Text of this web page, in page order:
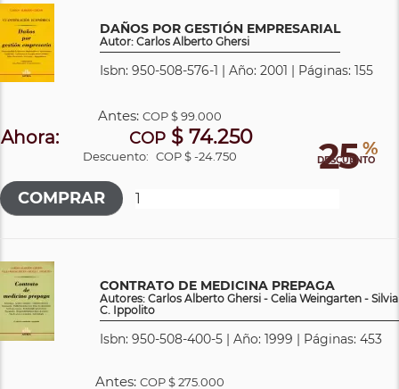
DAÑOS POR GESTIÓN EMPRESARIAL
Autor: Carlos Alberto Ghersi
Isbn: 950-508-576-1 | Año: 2001 | Páginas: 155
25 %
DESCUENTO
Antes: COP$ 99.000
Ahora: COP$ 74.250
Descuento: COP $ -24.750
CONTRATO DE MEDICINA PREPAGA
Autores: Carlos Alberto Ghersi - Celia Weingarten - Silvia
C. Ippolito
Isbn: 950-508-400-5 | Año: 1999 | Páginas: 453
Antes: COP$ 275.000